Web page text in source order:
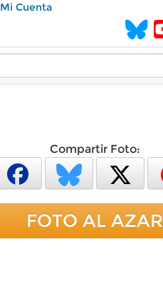
Mi Cuenta
Compartir Foto:
FOTO AL AZAR